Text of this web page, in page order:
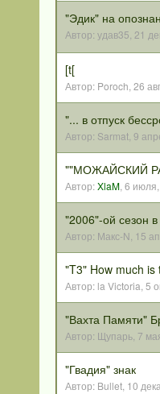
"Эдик" на
Автор: удав35, 21
[t[
Автор: Poroch,26
"... в отпуск
Автор: Sarmat, 9
""МОЖАЙСКИЙ
Автор:XlaM,6
"2006"-ой сезон
Автор: Макс-N, 15
"T3" How much is
Автор: la Victoria,5
"Вахта Памяти"
Автор: Щупарь, 7
"Гвадия" знак
Автор: Bullet, 10